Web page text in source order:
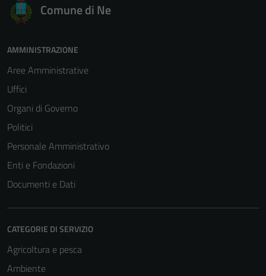
Comune di Ne
AMMINISTRAZIONE
Aree Amministrative
Uffici
Organi di Governo
Politici
Personale Amministrativo
Enti e Fondazioni
Documenti e Dati
CATEGORIE DI SERVIZIO
Agricoltura e pesca
Ambiente